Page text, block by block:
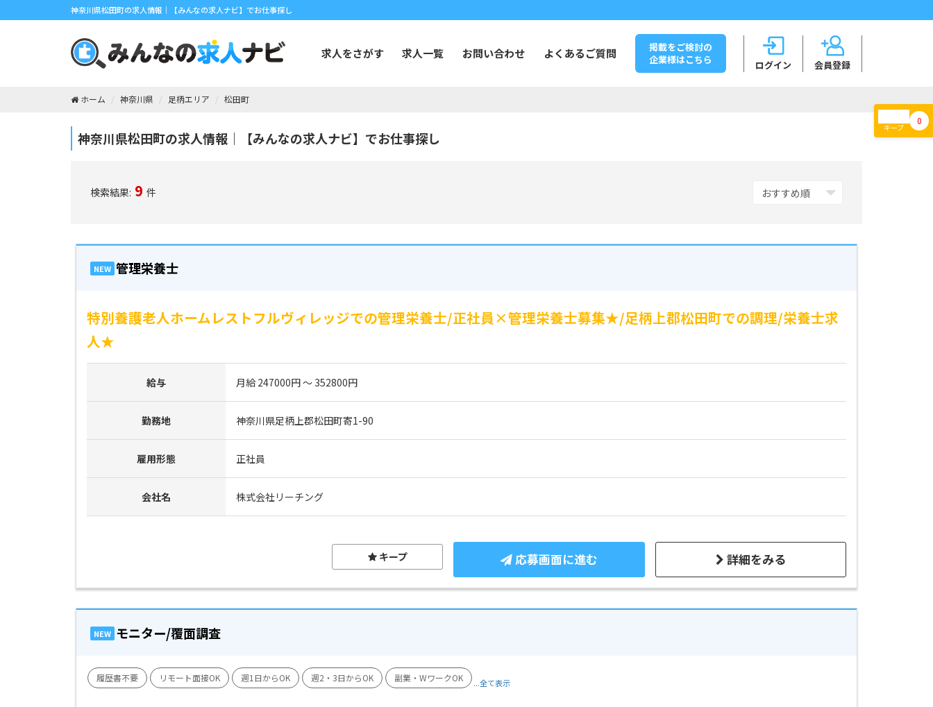
神奈川県松田町の求人情報｜【みんなの求人ナビ】でお仕事探し
会員登録
ログイン
求人をさがす 求人一覧 お問い合わせ よくあるご質問
掲載をご検討の
企業様はこちら
キープ
0
ホーム 神奈川県 足柄エリア 松田町
神奈川県松田町の求人情報｜【みんなの求人ナビ】でお仕事探し
検索結果: 9 件
NEW 管理栄養士
特別養護老人ホームレストフルヴィレッジでの管理栄養士/正社員×管理栄養士募集★/足柄上郡松田町での調理/栄養士求
人★
給与 月給 247000円 ～ 352800円
勤務地 神奈川県足柄上郡松田町寄1-90
雇用形態 正社員
会社名 株式会社リーチング
詳細をみる
応募画面に進む
キープ
NEW モニター/覆面調査
履歴書不要 リモート面接OK 週1日からOK 週2・3日からOK 副業・WワークOK ...全て表示